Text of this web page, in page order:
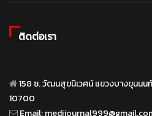
ติดต่อเรา
158 ซ. วัฒนสุขนิเวศน์ แขวงบางขุนนน
10700